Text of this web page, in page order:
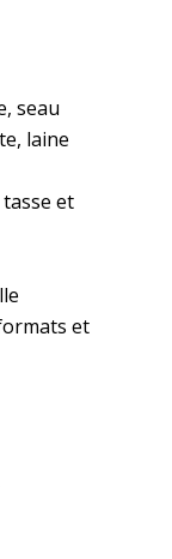
seau
laine
et
et